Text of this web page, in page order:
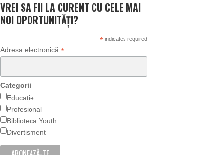
VREI SA FII LA CURENT CU CELE MAI
NOI OPORTUNITĂȚI?
*indicates required
Adresa electronică *
Categorii
Educație
Profesional
Biblioteca Youth
Divertisment